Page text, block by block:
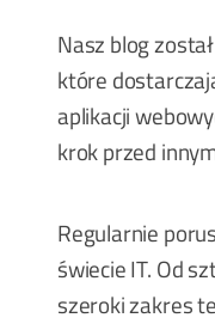
Nasz blog
które
aplikacji
krok przed
Regularnie
świecie IT. Od
szeroki zakres